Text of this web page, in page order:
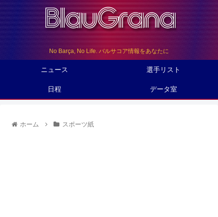
No Barça, No Life. バルサコア情報をあなたに
ニュース 選手リスト
日程 データ室
ホーム スポーツ紙